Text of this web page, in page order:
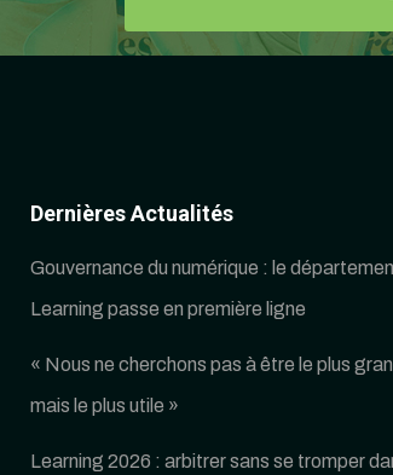
Dernières Actualités
Gouvernance du numérique : le
Learning passe en première ligne
« Nous ne cherchons pas à être le plus
mais le plus utile »
Learning 2026 : arbitrer sans se tromper